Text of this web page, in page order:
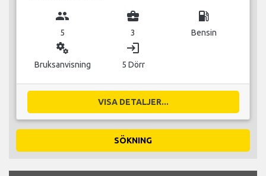
group
5
business_center
3
local_gas_station
Bensin
miscellaneous_services
Bruksanvisning
login
5 Dörr
VISA DETALJER...
SÖKNING